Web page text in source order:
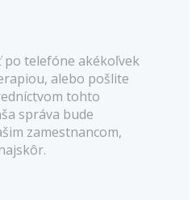
po telefóne akékoľvek
alebo pošlite
tohto
správa bude
zamestnancom,